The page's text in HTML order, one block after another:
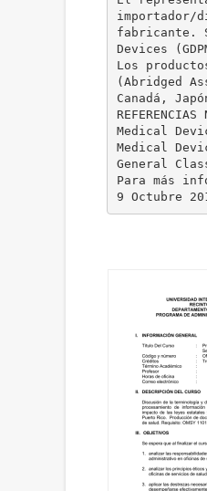
fabricante.
Devices
Los
(Abridged
Canadá,
REFERENCIAS
Medical
Medical
General
Para más